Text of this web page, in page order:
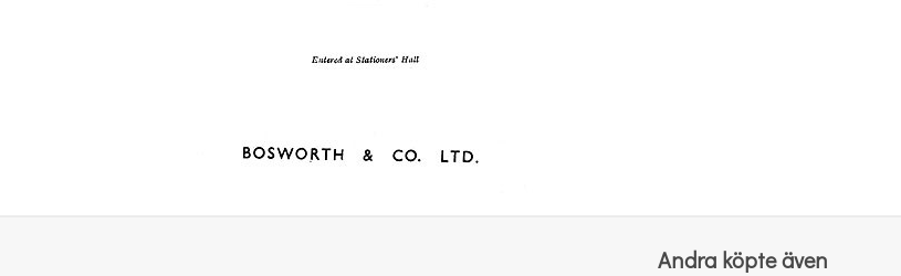
Andra köpte även